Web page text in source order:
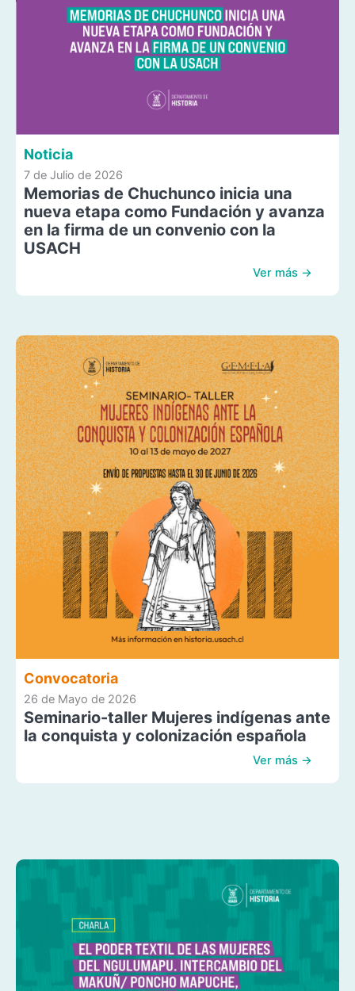
Noticia
7 de Julio de 2026
Memorias de Chuchunco inicia una
nueva etapa como Fundación y avanza
en la firma de un convenio con la
USACH
Ver más →
Convocatoria
26 de Mayo de 2026
Seminario-taller Mujeres indígenas ante
la conquista y colonización española
Ver más →